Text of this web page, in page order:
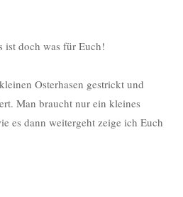
ist doch was für Euch!
Osterhasen gestrickt und
Man braucht nur ein kleines
es dann weitergeht zeige ich Euch